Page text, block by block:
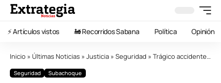
⚡️ Artículos vistos 🚂 Recorridos Sabana Política Opinión
Inicio » Últimas Noticias » Justicia » Seguridad » Trágico accidente en Subachoque: bus y camión de gaseosas colisionan dejando cuatro heridos
Seguridad Subachoque